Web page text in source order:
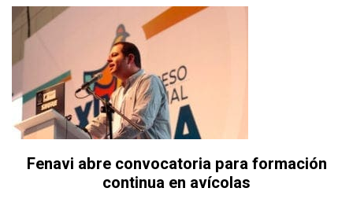
Fenavi abre convocatoria para formación
continua en avícolas